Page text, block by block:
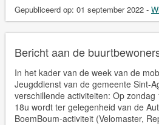
Gepubliceerd op: 01 september 2022 -
Bericht aan de
In het kader van de week van de
Jeugddienst van de gemeente Sint-
verschillende activiteiten: Op
18u wordt ter gelegenheid van de
BoemBoum-activiteit (Velomaster,